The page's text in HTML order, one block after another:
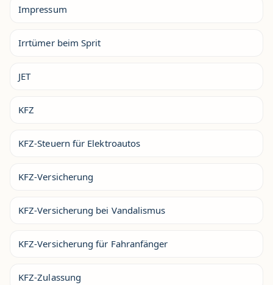
Impressum
Irrtümer beim Sprit
JET
KFZ
KFZ-Steuern für Elektroautos
KFZ-Versicherung
KFZ-Versicherung bei Vandalismus
KFZ-Versicherung für Fahranfänger
KFZ-Zulassung